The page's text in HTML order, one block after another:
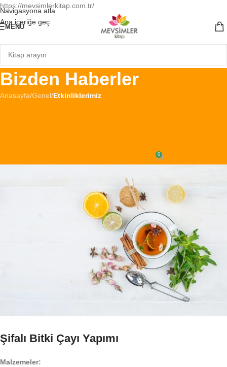
https://mevsimlerkitap.com.tr/
Navigasyona atla
Ana içeriğe geç
MENÜ
Bizden Haberler
Anasayfa/Genel/Etkinliklerimiz
0
Şifalı Bitki Çayı Yapımı
Malzemeler: